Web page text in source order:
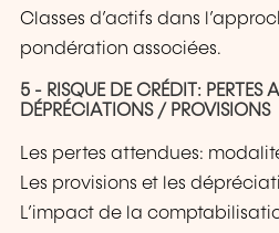
Classes d’actifs dans
pondération associées.
5 - RISQUE DE CRÉDIT: PERTES
DÉPRÉCIATIONS / PROVISIONS
Les pertes attendues:
Les provisions et les
L’impact de la